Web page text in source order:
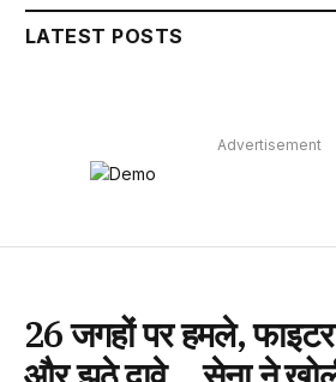
LATEST POSTS
Advertisement
26 जगहों पर हमले,